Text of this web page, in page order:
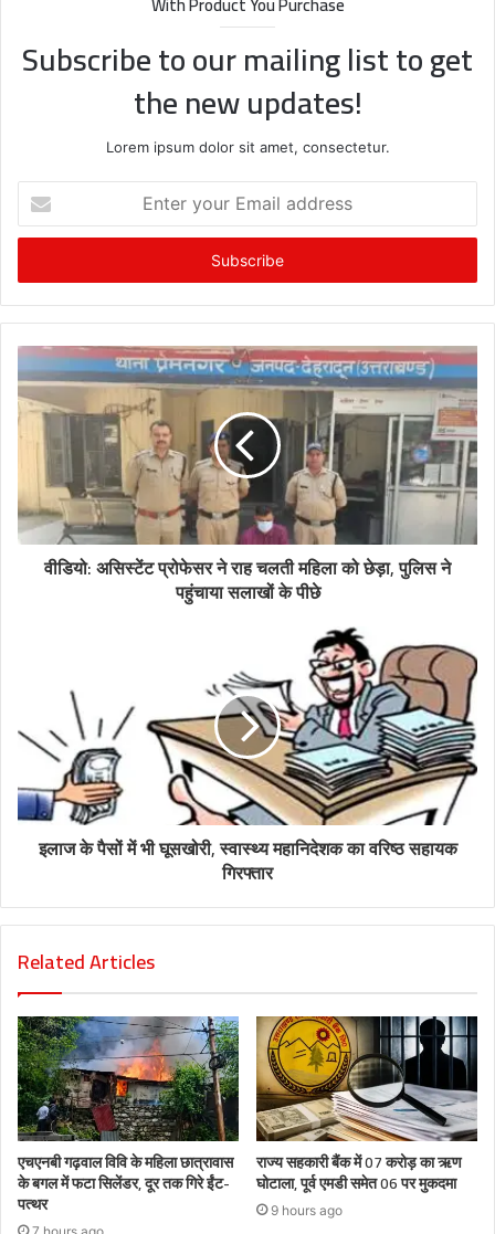
Subscribe to our mailing list to get
the new updates!
Lorem ipsum dolor sit amet, consectetur.
your
Email
वीडियो: असिस्टेंट प्रोफेसर ने राह चलती महिला को छेड़ा, पुलिस ने
पहुंचाया सलाखों के पीछे
इलाज के पैसों में भी घूसखोरी, स्वास्थ्य महानिदेशक का वरिष्ठ सहायक
गिरफ्तार
Related Articles
एचएनबी गढ़वाल विवि के महिला छात्रावास
के बगल में फटा सिलेंडर, दूर तक गिरे ईंट-
पत्थर
राज्य सहकारी बैंक में 07 करोड़ का ऋण
घोटाला, पूर्व एमडी समेत 06 पर मुकदमा
9 hours ago